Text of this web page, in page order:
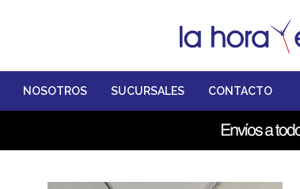
NOSOTROS SUCURSALES CONTACTO